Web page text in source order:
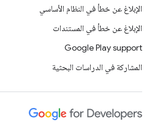
الإبلاغ عن خطأ في النظام الأساسي
الإبلاغ عن خطأ في المستندات
Google Play support
المشاركة في الدراسات البحثية